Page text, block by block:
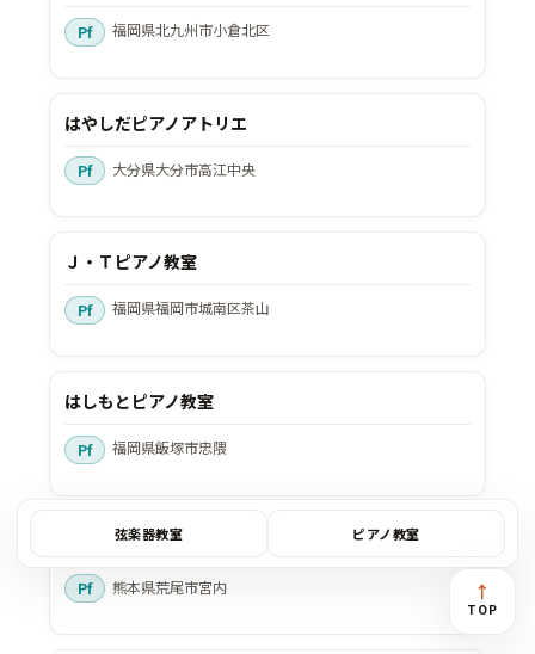
福岡県北九州市小倉北区
はやしだピアノアトリエ
大分県大分市高江中央
Ｊ・Ｔピアノ教室
福岡県福岡市城南区茶山
はしもとピアノ教室
福岡県飯塚市忠隈
宮川ピアノ教室
熊本県荒尾市宮内
弦楽器教室 ピアノ教室
↑
TOP